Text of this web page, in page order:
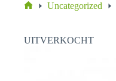
Uncategorized
UITVERKOCHT